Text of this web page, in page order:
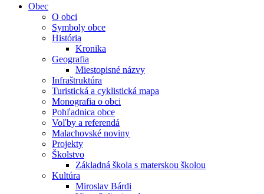
Obec
O obci
Symboly obce
História
Kronika
Geografia
Miestopisné názvy
Infraštruktúra
Turistická a cyklistická mapa
Monografia o obci
Pohľadnica obce
Voľby a referendá
Malachovské noviny
Projekty
Školstvo
Základná škola s materskou školou
Kultúra
Miroslav Bárdi